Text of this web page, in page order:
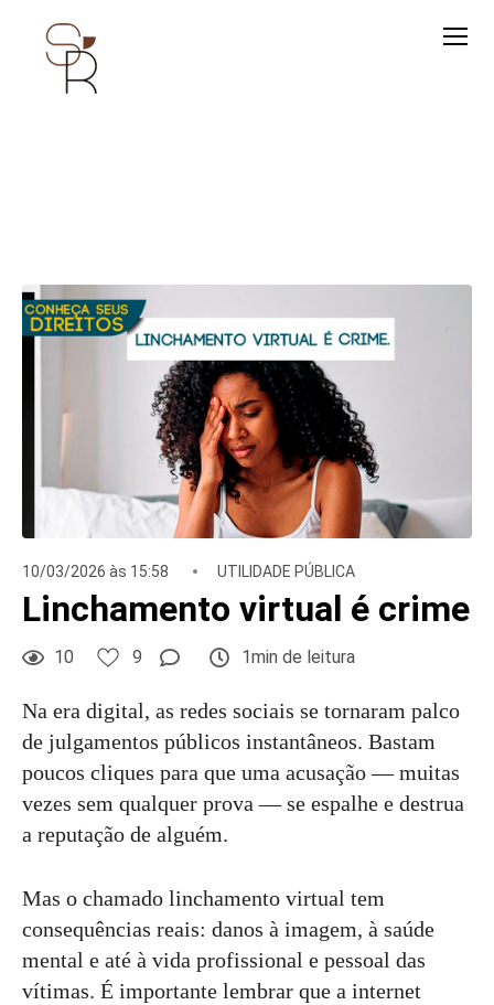
10/03/2026 às 15:58 UTILIDADE PÚBLICA
Linchamento virtual é crime
10 9 1min de leitura
Na era digital, as redes sociais se tornaram palco
de julgamentos públicos instantâneos. Bastam
poucos cliques para que uma acusação — muitas
vezes sem qualquer prova — se espalhe e destrua
a reputação de alguém.
Mas o chamado linchamento virtual tem
consequências reais: danos à imagem, à saúde
mental e até à vida profissional e pessoal das
vítimas. É importante lembrar que a internet